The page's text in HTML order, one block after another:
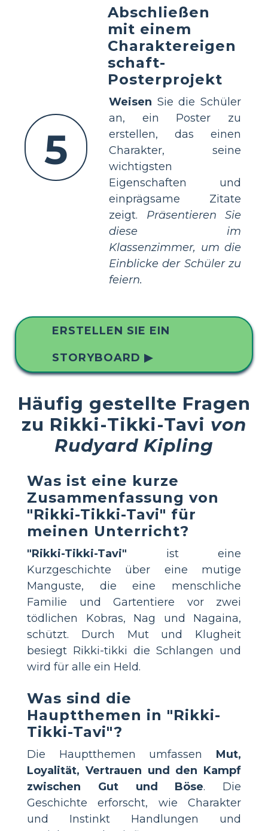
5
Abschließen
mit einem
Charaktereigen
schaft-
Posterprojekt
Weisen Sie die Schüler
an, ein Poster zu
erstellen, das einen
Charakter, seine
wichtigsten
Eigenschaften und
einprägsame Zitate
zeigt. Präsentieren Sie
diese im
Klassenzimmer, um die
Einblicke der Schüler zu
feiern.
ERSTELLEN SIE EIN
STORYBOARD ▶
Häufig gestellte Fragen
zu Rikki-Tikki-Tavi von
Rudyard Kipling
Was ist eine kurze
Zusammenfassung von
"Rikki-Tikki-Tavi" für
meinen Unterricht?
"Rikki-Tikki-Tavi" ist eine
Kurzgeschichte über eine mutige
Manguste, die eine menschliche
Familie und Gartentiere vor zwei
tödlichen Kobras, Nag und Nagaina,
schützt. Durch Mut und Klugheit
besiegt Rikki-tikki die Schlangen und
wird für alle ein Held.
Was sind die
Hauptthemen in "Rikki-
Tikki-Tavi"?
Die Hauptthemen umfassen Mut,
Loyalität, Vertrauen und den Kampf
zwischen Gut und Böse. Die
Geschichte erforscht, wie Charakter
und Instinkt Handlungen und